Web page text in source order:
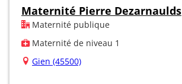
Maternité Pierre Dezarnaulds
Maternité publique
Maternité de niveau 1
Gien (45500)